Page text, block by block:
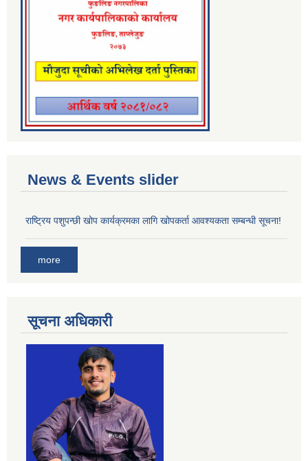
News & Events slider
राष्ट्रिय पशुपन्छी खोप कार्यक्रमका लागि खोपकर्ता आवश्यकता सम्बन्धी सूचना!
more
सूचना अधिकारी